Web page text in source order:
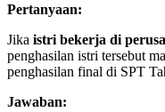
Pertanyaan:
Jika istri bekerja di
penghasilan istri tersebut
penghasilan final di SPT
Jawaban: